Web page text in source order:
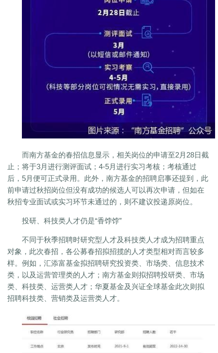
而南方基金的春招信息显示，相关岗位的申请至2月28日截
止；将于3月进行测评面试；4-5月进行实习考核；考核通过
后，5月便可正式录用。此外，南方基金的招聘启事还提到，此
前申请过秋招岗位但没有成功的候选人可以再次申请，但如在
秋招专业面试或实习环节未通过的，则不建议投递原岗位。
投研、科技类人才仍是“香饽饽”
不同于秋季招聘时研究型人才及科技类人才成为招聘重点
对象，此次春招，各公募春招拟招揽的人才类型相对而言较多
样。例如，汇添富基金拟招聘研究投资类、市场类、信息技术
类，以及运营管理类的人才；南方基金则拟招聘投研类、市场
类、科技类、运营类人才；华夏基金及兴证全球基金此次则拟
招聘科技类、营销类及运营类人才。